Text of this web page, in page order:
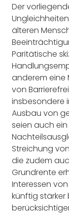
Der
älteren
Paritätische
anderem eine
von
insbesondere
Ausbau von
seien auch
Streichung
die zudem
Grundrente
Interessen
künftig stärker